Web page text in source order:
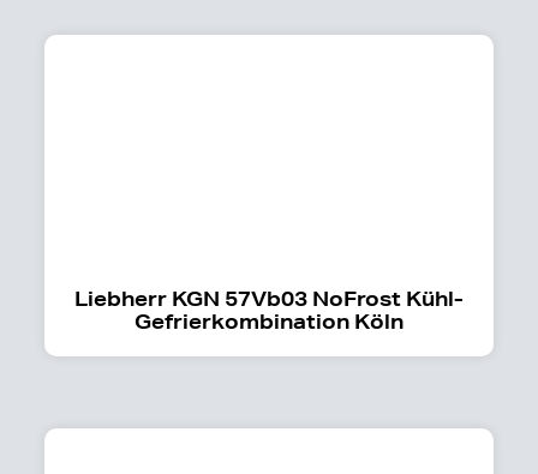
Liebherr KGN 57Vb03 NoFrost Kühl-
Gefrierkombination Köln